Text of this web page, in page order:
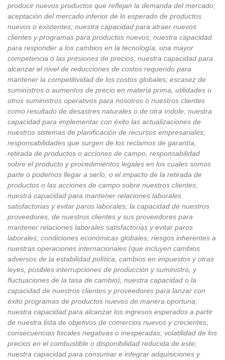
producir nuevos productos que reflejan la demanda del mercado;
aceptación del mercado inferior de lo esperado de productos
nuevos o existentes; nuestra capacidad para atraer nuevos
clientes y programas para productos nuevos; nuestra capacidad
para responder a los cambios en la tecnología, una mayor
competencia o las presiones de precios; nuestra capacidad para
alcanzar el nivel de reducciones de costos requerido para
mantener la competitividad de los costos globales; escasez de
suministros o aumentos de precio en materia prima, utilidades u
otros suministros operativos para nosotros o nuestros clientes
como resultado de desastres naturales o de otra índole; nuestra
capacidad para implementar con éxito las actualizaciones de
nuestros sistemas de planificación de recursos empresariales;
responsabilidades que surgen de los reclamos de garantía,
retirada de productos o acciones de campo, responsabilidad
sobre el producto y procedimientos legales en los cuales somos
parte o podemos llegar a serlo, o el impacto de la retirada de
productos o las acciones de campo sobre nuestros clientes;
nuestra capacidad para mantener relaciones laborales
satisfactorias y evitar paros laborales; la capacidad de nuestros
proveedores, de nuestros clientes y sus proveedores para
mantener relaciones laborales satisfactorias y evitar paros
laborales; condiciones económicas globales; riesgos inherentes a
nuestras operaciones internacionales (que incluyen cambios
adversos de la estabilidad política, cambios en impuestos y otras
leyes, posibles interrupciones de producción y suministro, y
fluctuaciones de la tasa de cambio); nuestra capacidad o la
capacidad de nuestros clientes y proveedores para lanzar con
éxito programas de productos nuevos de manera oportuna;
nuestra capacidad para alcanzar los ingresos esperados a partir
de nuestra lista de objetivos de comercios nuevos y crecientes;
consecuencias fiscales negativas o inesperadas; volatilidad de los
precios en el combustible o disponibilidad reducida de este;
nuestra capacidad para consumar e integrar adquisiciones y